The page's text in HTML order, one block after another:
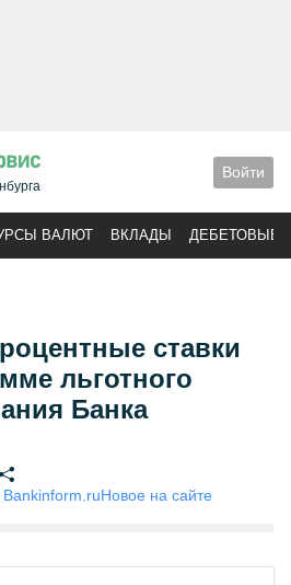
Войти
ВАЛЮТ ВКЛАДЫ ДЕБЕТОВЫЕ
ставки
льготного
Банка
Новое на сайте